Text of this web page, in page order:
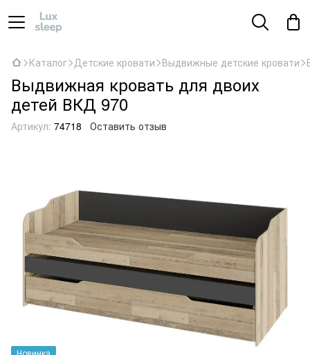
Каталог Детские кровати Выдвижные детские кровати
Выдвижная кровать для двоих
детей ВКД 970
Артикул: 74718 Оставить отзыв
Новинка